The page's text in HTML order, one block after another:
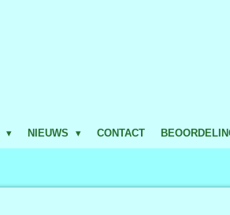
NIEUWS CONTACT